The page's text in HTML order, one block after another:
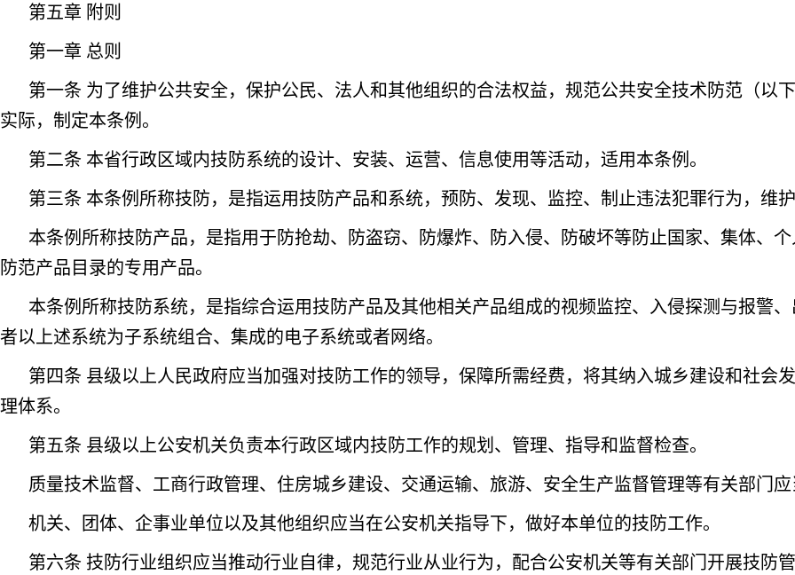
第五章 附则
第一章 总则
第一条 为了维护公共安全，保护公民、法人和其他组织的合法权益，规范公共安全技术防范（以
实际，制定本条例。
第二条 本省行政区域内技防系统的设计、安装、运营、信息使用等活动，适用本条例。
第三条 本条例所称技防，是指运用技防产品和系统，预防、发现、监控、制止违法犯罪行为，维护
本条例所称技防产品，是指用于防抢劫、防盗窃、防爆炸、防入侵、防破坏等防止国家、集体、
防范产品目录的专用产品。
本条例所称技防系统，是指综合运用技防产品及其他相关产品组成的视频监控、入侵探测与报警
者以上述系统为子系统组合、集成的电子系统或者网络。
第四条 县级以上人民政府应当加强对技防工作的领导，保障所需经费，将其纳入城乡建设和社会
理体系。
第五条 县级以上公安机关负责本行政区域内技防工作的规划、管理、指导和监督检查。
质量技术监督、工商行政管理、住房城乡建设、交通运输、旅游、安全生产监督管理等有关部门
机关、团体、企事业单位以及其他组织应当在公安机关指导下，做好本单位的技防工作。
第六条 技防行业组织应当推动行业自律，规范行业从业行为，配合公安机关等有关部门开展技防管